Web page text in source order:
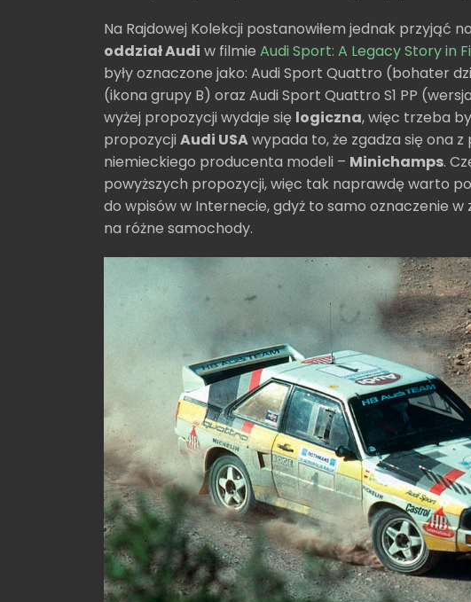
Na Rajdowej Kolekcji postanowiłem jednak przyjąć
oddział Audi w filmie Audi Sport: A Legacy Story in
były oznaczone jako: Audi Sport Quattro (bohater
(ikona grupy B) oraz Audi Sport Quattro S1 PP
wyżej propozycji wydaje się logiczna, więc trzeba
propozycji Audi USAwypada to, że zgadza się ona
niemieckiego producenta modeli – Minichamps.
powyższych propozycji, więc tak naprawdę warto
do wpisów w Internecie, gdyż to samo oznaczenie w
na różne samochody.